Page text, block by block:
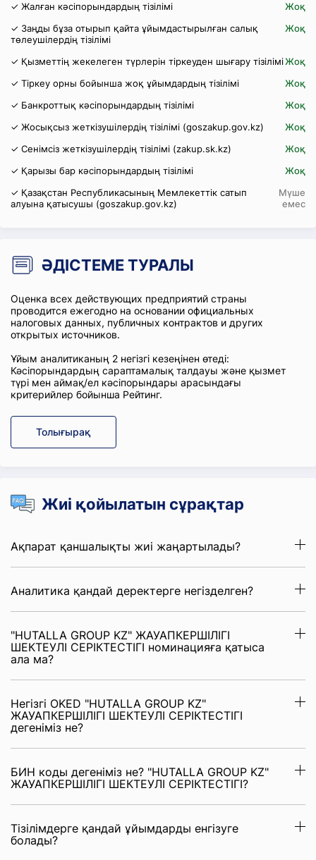
✓ Жалған кәсіпорындардың тізілімі
Жоқ
✓ Заңды бұза отырып қайта ұйымдастырылған салық
төлеушілердің тізілімі
Жоқ
✓ Қызметтің жекелеген түрлерін тіркеуден шығару тізіліміЖоқ
✓ Тіркеу орны бойынша жоқ ұйымдардың тізілімі
Жоқ
✓ Банкроттық кәсіпорындардың тізілімі
Жоқ
✓ Жосықсыз жеткізушілердің тізілімі (goszakup.gov.kz)
Жоқ
✓ Сенімсіз жеткізушілердің тізілімі (zakup.sk.kz)
Жоқ
✓ Қарызы бар кәсіпорындардың тізілімі
Жоқ
✓ Қазақстан Республикасының Мемлекеттік сатып
алуына қатысушы (goszakup.gov.kz)
Мүше
емес
ӘДІСТЕМЕ ТУРАЛЫ
Оценка всех действующих предприятий страны
проводится ежегодно на основании официальных
налоговых данных, публичных контрактов и других
открытых источников.
Ұйым аналитиканың 2 негізгі кезеңінен өтеді:
Кәсіпорындардың сараптамалық талдауы және қызмет
түрі мен аймақ/ел кәсіпорындары арасындағы
критерийлер бойынша Рейтинг.
Толығырақ
Жиі қойылатын сұрақтар
Ақпарат қаншалықты жиі жаңартылады?
Аналитика қандай деректерге негізделген?
"HUTALLA GROUP KZ" ЖАУАПКЕРШІЛІГІ
ШЕКТЕУЛІ СЕРІКТЕСТІГІ номинацияға қатыса
ала ма?
Негізгі OKED "HUTALLA GROUP KZ"
ЖАУАПКЕРШІЛІГІ ШЕКТЕУЛІ СЕРІКТЕСТІГІ
дегеніміз не?
БИН коды дегеніміз не? "HUTALLA GROUP KZ"
ЖАУАПКЕРШІЛІГІ ШЕКТЕУЛІ СЕРІКТЕСТІГІ?
Тізілімдерге қандай ұйымдарды енгізуге
болады?